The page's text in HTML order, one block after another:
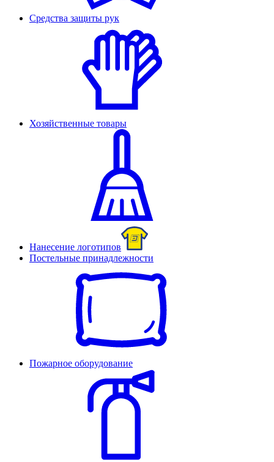
Средства защиты рук
Хозяйственные товары
Нанесение логотипов
Постельные принадлежности
Пожарное оборудование